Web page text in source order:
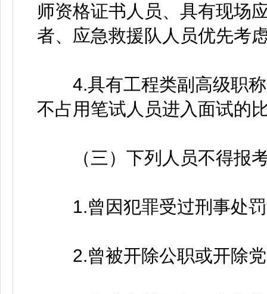
师资格证书人员、具有现场
者、应急救援队人员优先考
4.具有工程类副高级职称
不占用笔试人员进入面试的
（三）下列人员不得报
1.曾因犯罪受过刑事处罚
2.曾被开除公职或开除党